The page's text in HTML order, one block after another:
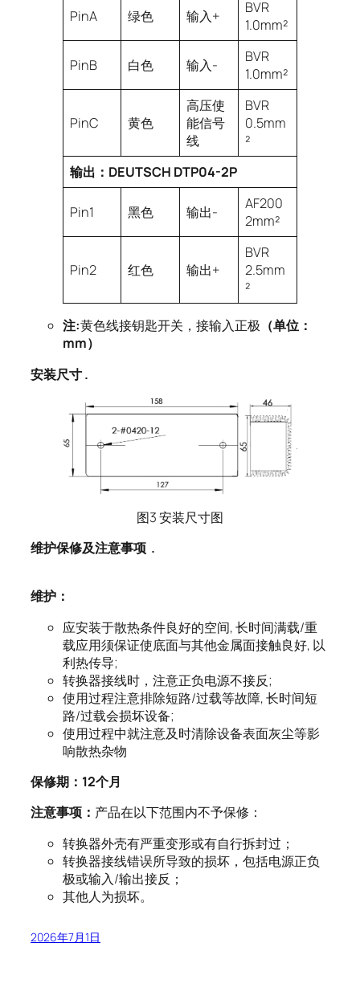
PinA 绿色 输入+
BVR
1.0mm²
PinB 白色 输入-
BVR
1.0mm²
PinC 黄色
高压使
能信号
线
BVR
0.5mm
²
输出：DEUTSCH DTP04-2P
Pin1 黑色 输出-
AF200
2mm²
Pin2 红色 输出+
BVR
2.5mm
²
注:黄色线接钥匙开关，接输入正极 （单位：
mm）
安装尺寸 .
图3 安装尺寸图
维护保修及注意事项 .
维护：
应安装于散热条件良好的空间, 长时间满载/重
载应用须保证使底面与其他金属面接触良好, 以
利热传导;
转换器接线时，注意正负电源不接反;
使用过程注意排除短路/过载等故障, 长时间短
路/过载会损坏设备;
使用过程中就注意及时清除设备表面灰尘等影
响散热杂物
保修期： 12个月
注意事项： 产品在以下范围内不予保修：
转换器外壳有严重变形或有自行拆封过；
转换器接线错误所导致的损坏，包括电源正负
极或输入/输出接反；
其他人为损坏。
2026年7月1日